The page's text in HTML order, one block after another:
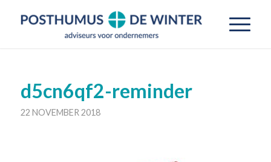
d5cn6qf2-reminder
22 NOVEMBER 2018